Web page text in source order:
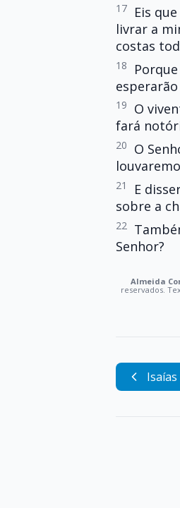
17
Eis
livrar a
costas
18
19
O
fará
20
O
21
E
sobre a
22
Senhor?
Almeida
reservados.
Isaías